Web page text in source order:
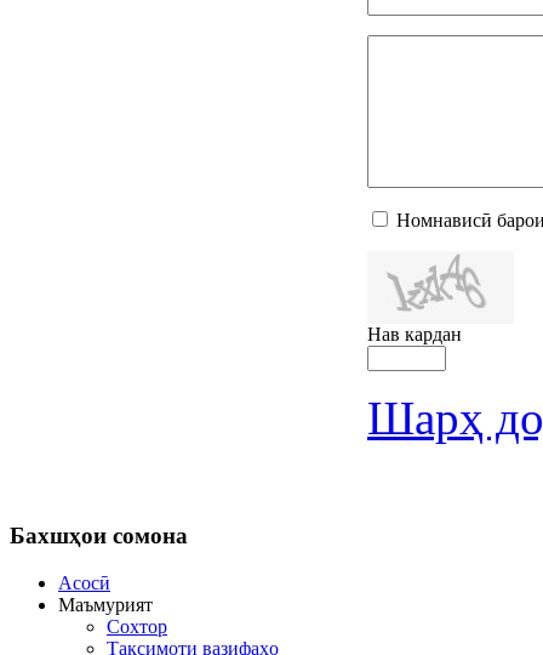
Номнависӣ
Нав кардан
Шарҳ
Бахшҳои сомона
Асосӣ
Маъмурият
Сохтор
Тақсимоти вазифаҳо